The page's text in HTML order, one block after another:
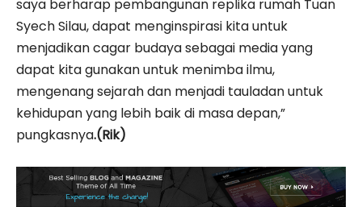
saya berharap pembangunan replika rumah Tuan
Syech Silau, dapat menginspirasi kita untuk
menjadikan cagar budaya sebagai media yang
dapat kita gunakan untuk menimba ilmu,
mengenang sejarah dan menjadi tauladan untuk
kehidupan yang lebih baik di masa depan,”
pungkasnya.(Rik)